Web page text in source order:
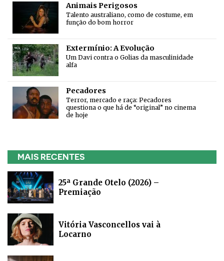
Animais Perigosos
Talento australiano, como de costume, em
função do bom horror
Extermínio: A Evolução
Um Davi contra o Golias da masculinidade
alfa
Pecadores
Terror, mercado e raça: Pecadores
questiona o que há de “original” no cinema
de hoje
MAIS RECENTES
25ª Grande Otelo (2026) –
Premiação
Vitória Vasconcellos vai à
Locarno